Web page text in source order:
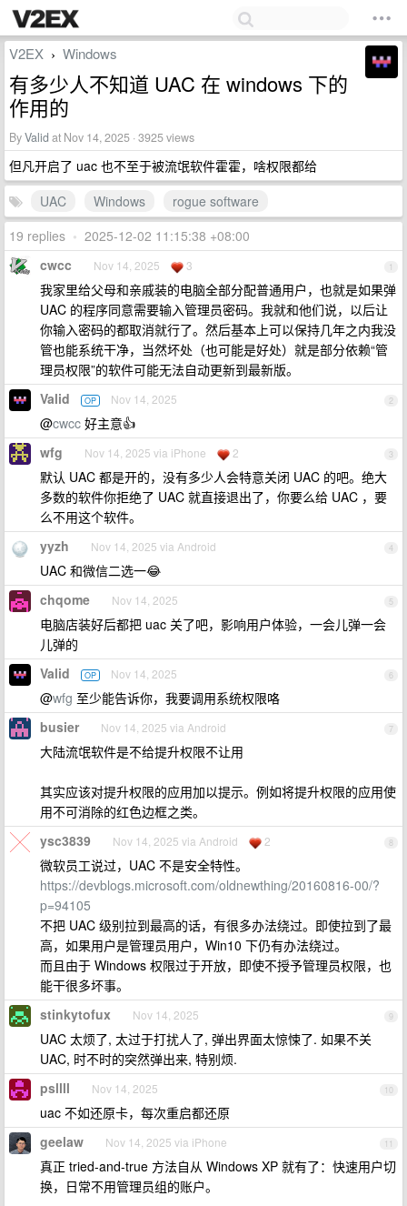
V2EX › Windows
有多少人不知道 UAC 在 windows 下的
作用的
ByValid at Nov 14, 2025 · 3925 views
但凡开启了 uac 也不至于被流氓软件霍霍，啥权限都给
UAC
Windows
rogue software
19 replies • 2025-12-02 11:15:38 +08:00
1
cwcc Nov 14, 2025 3
我家里给父母和亲戚装的电脑全部分配普通用户，也就是如果弹
UAC 的程序同意需要输入管理员密码。我就和他们说，以后让
你输入密码的都取消就行了。然后基本上可以保持几年之内我没
管也能系统干净，当然坏处（也可能是好处）就是部分依赖“管
理员权限”的软件可能无法自动更新到最新版。
2
Valid OP Nov 14, 2025
@cwcc 好主意👍
3
wfg Nov 14, 2025 via iPhone 2
默认 UAC 都是开的，没有多少人会特意关闭 UAC 的吧。绝大
多数的软件你拒绝了 UAC 就直接退出了，你要么给 UAC ，要
么不用这个软件。
4
yyzh Nov 14, 2025 via Android
UAC 和微信二选一😂
5
chqome Nov 14, 2025
电脑店装好后都把 uac 关了吧，影响用户体验，一会儿弹一会
儿弹的
6
Valid OP Nov 14, 2025
@wfg 至少能告诉你，我要调用系统权限咯
7
busier Nov 14, 2025 via Android
大陆流氓软件是不给提升权限不让用
其实应该对提升权限的应用加以提示。例如将提升权限的应用使
用不可消除的红色边框之类。
8
ysc3839 Nov 14, 2025 via Android 2
微软员工说过，UAC 不是安全特性。
https://devblogs.microsoft.com/oldnewthing/20160816-00/?
p=94105
不把 UAC 级别拉到最高的话，有很多办法绕过。即使拉到了最
高，如果用户是管理员用户，Win10 下仍有办法绕过。
而且由于 Windows 权限过于开放，即使不授予管理员权限，也
能干很多坏事。
9
stinkytofux Nov 14, 2025
UAC 太烦了, 太过于打扰人了, 弹出界面太惊悚了. 如果不关
UAC, 时不时的突然弹出来, 特别烦.
10
psllll Nov 14, 2025
uac 不如还原卡，每次重启都还原
11
geelaw Nov 14, 2025 via iPhone
真正 tried-and-true 方法自从 Windows XP 就有了：快速用户切
换，日常不用管理员组的账户。